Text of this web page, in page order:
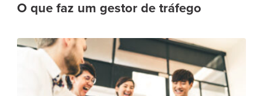
O que faz um gestor de tráfego